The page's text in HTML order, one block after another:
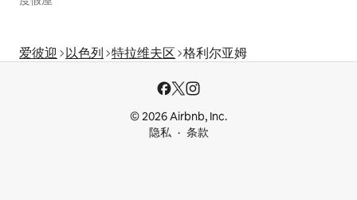
爱彼迎 以色列 特拉维夫区 格利尔亚姆
© 2026 Airbnb, Inc.
隐私
条款